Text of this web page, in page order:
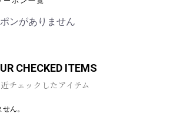
ンがありません
CHECKED ITEMS
チェックしたアイテム
ん。